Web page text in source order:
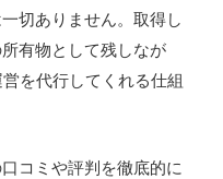
切ありません。取得し
有物として残しなが
を代行してくれる仕組
コミや評判を徹底的に